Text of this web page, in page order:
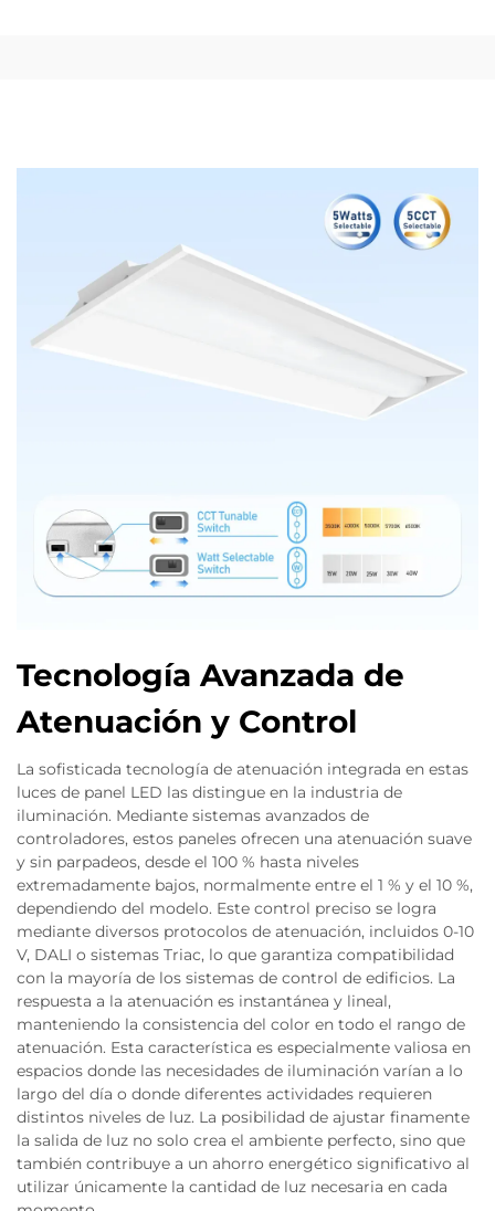
Tecnología Avanzada de
Atenuación y Control
La sofisticada tecnología de atenuación integrada en estas
luces de panel LED las distingue en la industria de
iluminación. Mediante sistemas avanzados de
controladores, estos paneles ofrecen una atenuación suave
y sin parpadeos, desde el 100 % hasta niveles
extremadamente bajos, normalmente entre el 1 % y el 10 %,
dependiendo del modelo. Este control preciso se logra
mediante diversos protocolos de atenuación, incluidos 0-10
V, DALI o sistemas Triac, lo que garantiza compatibilidad
con la mayoría de los sistemas de control de edificios. La
respuesta a la atenuación es instantánea y lineal,
manteniendo la consistencia del color en todo el rango de
atenuación. Esta característica es especialmente valiosa en
espacios donde las necesidades de iluminación varían a lo
largo del día o donde diferentes actividades requieren
distintos niveles de luz. La posibilidad de ajustar finamente
la salida de luz no solo crea el ambiente perfecto, sino que
también contribuye a un ahorro energético significativo al
utilizar únicamente la cantidad de luz necesaria en cada